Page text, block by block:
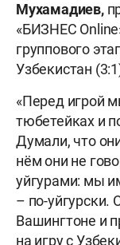
Мухамадиев,
«БИЗНЕС
группового
Узбекистан
«Перед игрой
тюбетейках и
Думали, что
нём они не
уйгурами: мы
– по-уйгурски.
Вашингтоне и
на игру с